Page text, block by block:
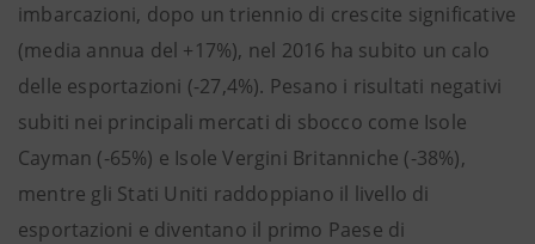
imbarcazioni, dopo un triennio di crescite significative
(media annua del +17%), nel 2016 ha subito un calo
delle esportazioni (-27,4%). Pesano i risultati negativi
subiti nei principali mercati di sbocco come Isole
Cayman (-65%) e Isole Vergini Britanniche (-38%),
mentre gli Stati Uniti raddoppiano il livello di
esportazioni e diventano il primo Paese di